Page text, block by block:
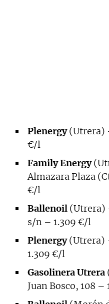
Plenergy(Utrera)
€/l
Family Energy
Almazara Plaza
€/l
Ballenoil (Utrera)
s/n – 1.309 €/l
Plenergy(Utrera)
1.309 €/l
Gasolinera Utrera
Juan Bosco, 108 –